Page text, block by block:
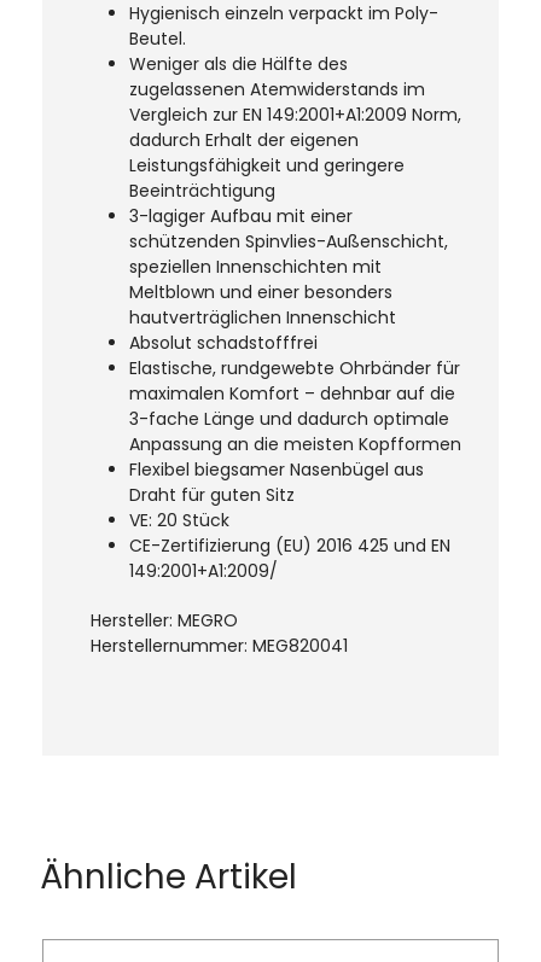
Hygienisch einzeln verpackt im Poly-
Beutel.
Weniger als die Hälfte des
zugelassenen Atemwiderstands im
Vergleich zur EN 149:2001+A1:2009 Norm,
dadurch Erhalt der eigenen
Leistungsfähigkeit und geringere
Beeinträchtigung
3-lagiger Aufbau mit einer
schützenden Spinvlies-Außenschicht,
speziellen Innenschichten mit
Meltblown und einer besonders
hautverträglichen Innenschicht
Absolut schadstofffrei
Elastische, rundgewebte Ohrbänder für
maximalen Komfort – dehnbar auf die
3-fache Länge und dadurch optimale
Anpassung an die meisten Kopfformen
Flexibel biegsamer Nasenbügel aus
Draht für guten Sitz
VE: 20 Stück
CE-Zertifizierung (EU) 2016 425 und EN
149:2001+A1:2009/
Hersteller: MEGRO
Herstellernummer: MEG820041
Ähnliche Artikel